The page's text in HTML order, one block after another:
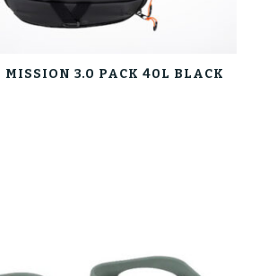
MISSION 3.0 PACK 40L BLACK